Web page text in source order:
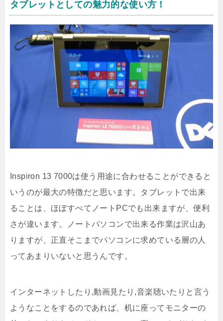
タブレットとしての魅力的な使い方！
Inspiron 13 7000は使う用途に合わせることができると
いうのが最大の特徴だと思います。タブレットで出来
ることは、ほぼすべてノートPCでも出来ますが、便利
さが違います。ノートパソコンで出来る作業は沢山あ
りますが、正直そこまでパソコンに求めている層の人
ってあまりいないと思うんです。
インターネットしたり,動画見たり,音楽聴いたりと言う
ようなことをするのであれば、机に座ってモニターの